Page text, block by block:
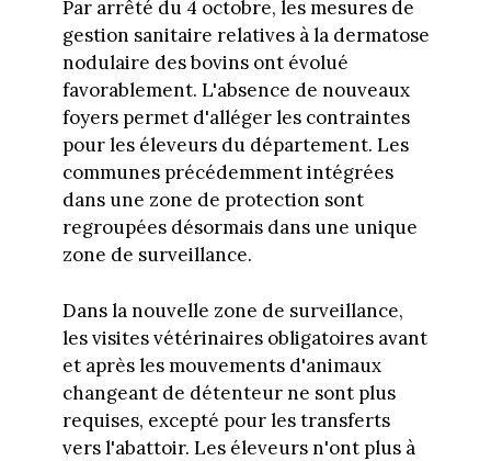
Par arrêté du 4 octobre, les mesures de
gestion sanitaire relatives à la dermatose
nodulaire des bovins ont évolué
favorablement. L'absence de nouveaux
foyers permet d'alléger les contraintes
pour les éleveurs du département. Les
communes précédemment intégrées
dans une zone de protection sont
regroupées désormais dans une unique
zone de surveillance.
Dans la nouvelle zone de surveillance,
les visites vétérinaires obligatoires avant
et après les mouvements d'animaux
changeant de détenteur ne sont plus
requises, excepté pour les transferts
vers l'abattoir. Les éleveurs n'ont plus à